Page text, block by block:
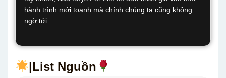
hành trình mới toanh mà chính chúng ta cũng không
ngờ tới.
|List Nguồn